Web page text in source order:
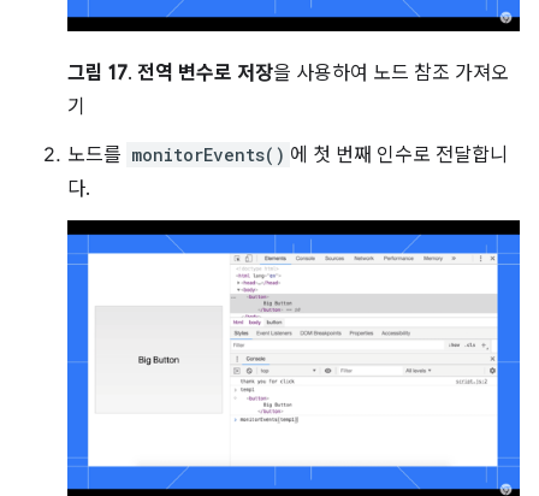
그림 17. 전역 변수로 저장을 사용하여 노드 참조 가져오
기
노드를 monitorEvents() 에 첫 번째 인수로 전달합니
다.